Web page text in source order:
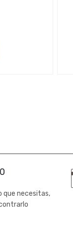
que necesitas,